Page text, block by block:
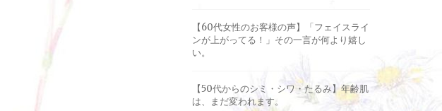
【60代女性のお客様の声】「フェイスライ
ンが上がってる！」その一言が何より嬉し
い。
【50代からのシミ・シワ・たるみ】年齢肌
は、まだ変われます。